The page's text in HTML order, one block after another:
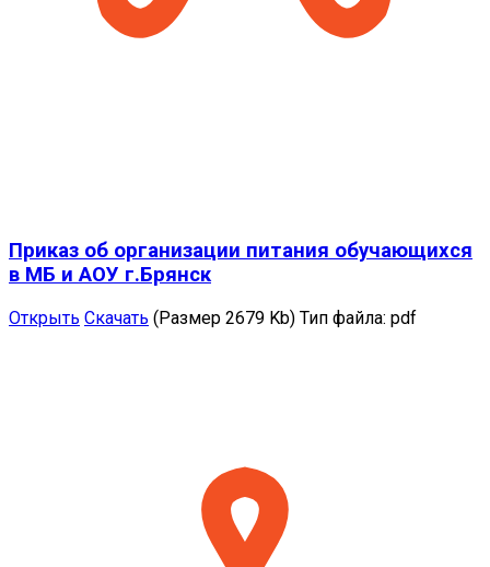
Приказ об организации питания обучающихся
в МБ и АОУ г.Брянск
Открыть Скачать (Размер 2679 Kb) Тип файла: pdf